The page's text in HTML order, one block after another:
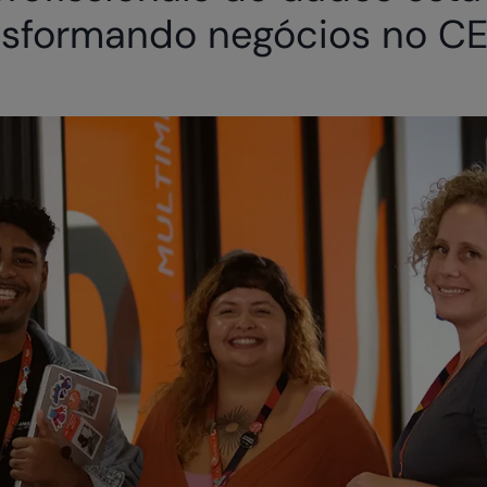
negócios no